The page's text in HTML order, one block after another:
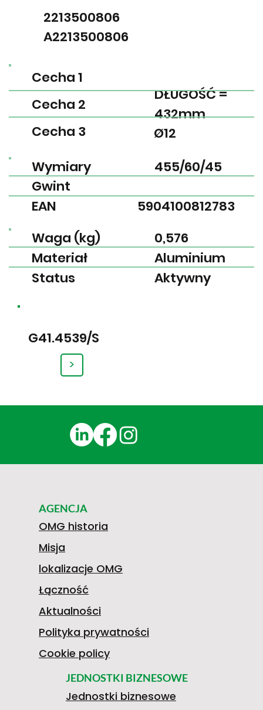
G41.4539/S
>
EAN
Gwint
Wymiary
5904100812783
455/60/45
Waga (kg)
Materiał
Status
0,576
Aluminium
Aktywny
Cecha 1
Cecha 2
Cecha 3
DŁUGOŚĆ =
432mm
Ø12
2213500806
A2213500806
JEDNOSTKI BIZNESOWE
Jednostki biznesowe
AGENCJA
OMG historia
Misja
lokalizacje OMG
Łączność
Aktualności
Polityka prywatności
Cookie policy